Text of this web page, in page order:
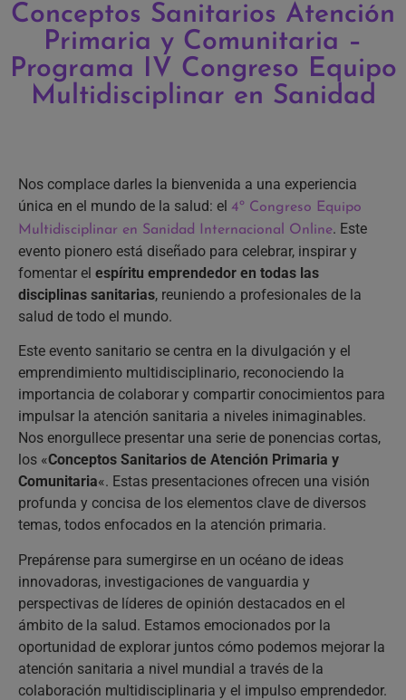
Conceptos Sanitarios Atención
Primaria y Comunitaria –
Programa IV Congreso Equipo
Multidisciplinar en Sanidad
Nos complace darles la bienvenida a una experiencia
única en el mundo de la salud: el 4º Congreso Equipo
Multidisciplinar en Sanidad Internacional Online. Este
evento pionero está diseñado para celebrar, inspirar y
fomentar el espíritu emprendedor en todas las
disciplinas sanitarias, reuniendo a profesionales de la
salud de todo el mundo.
Este evento sanitario se centra en la divulgación y el
emprendimiento multidisciplinario, reconociendo la
importancia de colaborar y compartir conocimientos para
impulsar la atención sanitaria a niveles inimaginables.
Nos enorgullece presentar una serie de ponencias cortas,
los «Conceptos Sanitarios de Atención Primaria y
Comunitaria«. Estas presentaciones ofrecen una visión
profunda y concisa de los elementos clave de diversos
temas, todos enfocados en la atención primaria.
Prepárense para sumergirse en un océano de ideas
innovadoras, investigaciones de vanguardia y
perspectivas de líderes de opinión destacados en el
ámbito de la salud. Estamos emocionados por la
oportunidad de explorar juntos cómo podemos mejorar la
atención sanitaria a nivel mundial a través de la
colaboración multidisciplinaria y el impulso emprendedor.